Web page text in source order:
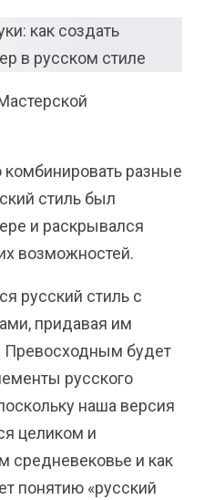
разные
стиль был
и раскрывался
возможностей.
русский стиль с
придавая им
Превосходным будет
русского
наша версия
целиком и
средневековье и как
понятию «русский